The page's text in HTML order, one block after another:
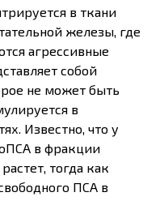
в ткани
железы, где
агрессивные
собой
не может быть
в
Известно, что у
в фракции
тогда как
ПСА в